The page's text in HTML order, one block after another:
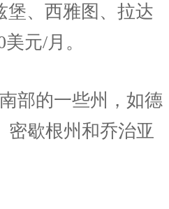
堡、西雅图、拉达
元/月。
部的一些州，如德
密歇根州和乔治亚